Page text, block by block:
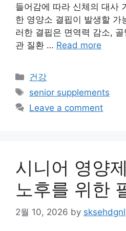
들어감에 따라 신체의 대사
한 영양소 결핍이 발생할 가
러한 결핍은 면역력 감소,
관 질환 … Read more
Categories
건강
Tags
senior supplements
Leave a comment
시니어 영양
노후를 위한
2월 10, 2026 by sksehdgnl